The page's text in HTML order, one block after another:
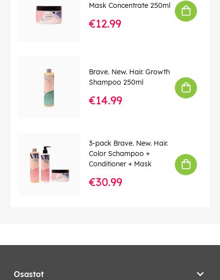
Mask Concentrate 250ml
€12.99
Brave. New. Hair. Growth
Shampoo 250ml
€14.99
3-pack Brave. New. Hair.
Color Schampoo +
Conditioner + Mask
€30.99
Osastot